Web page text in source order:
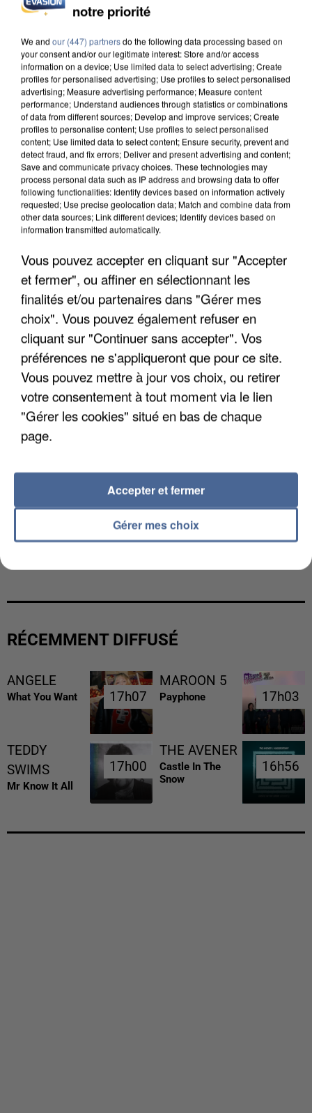
L’UN DES FONDATEURS SUPPOSÉS DE LA DZ
UN SECOND CADRE DE LA DZ MAFIA
INTERPELLÉ EN ALGÉRIE
COULÉE DE BOUE EN HAUTE-SAVOIE
RÉCEMMENT DIFFUSÉ
ANGELE
What You Want 17h07
17h07
MAROON 5
Payphone 17h03
17h03
TEDDY
SWIMS
Mr Know It All
17h00
17h00
THE AVENER
Castle In The
Snow
16h56
16h56
notre priorité
We and our (447) partnersdo the following data processing based on
your consent and/or our legitimate interest: Store and/or access
information on a device; Use limited data to select advertising; Create
profiles for personalised advertising; Use profiles to select personalised
advertising; Measure advertising performance; Measure content
performance; Understand audiences through statistics or combinations
of data from different sources; Develop and improve services; Create
profiles to personalise content; Use profiles to select personalised
content; Use limited data to select content; Ensure security, prevent and
detect fraud, and fix errors; Deliver and present advertising and content;
Save and communicate privacy choices. These technologies may
process personal data such as IP address and browsing data to offer
following functionalities: Identify devices based on information actively
requested; Use precise geolocation data; Match and combine data from
other data sources; Link different devices; Identify devices based on
information transmitted automatically.
Vous pouvez accepter en cliquant sur "Accepter
et fermer", ou affiner en sélectionnant les
finalités et/ou partenaires dans "Gérer mes
choix". Vous pouvez également refuser en
cliquant sur "Continuer sans accepter". Vos
préférences ne s'appliqueront que pour ce site.
Vous pouvez mettre à jour vos choix, ou retirer
votre consentement à tout moment via le lien
"Gérer les cookies" situé en bas de chaque
page.
Gérer mes choix
Accepter et fermer